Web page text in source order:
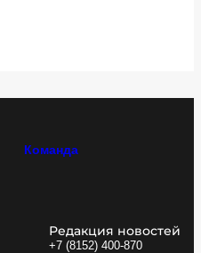
Команда
Редакция новостей
+7 (8152) 400-870